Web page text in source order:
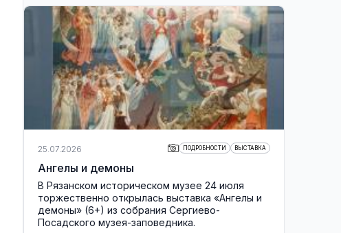
25.07.2026 ПОДРОБНОСТИ ВЫСТАВКА
Ангелы и демоны
В Рязанском историческом музее 24 июля
торжественно открылась выставка «Ангелы и
демоны» (6+) из собрания Сергиево-
Посадского музея-заповедника.